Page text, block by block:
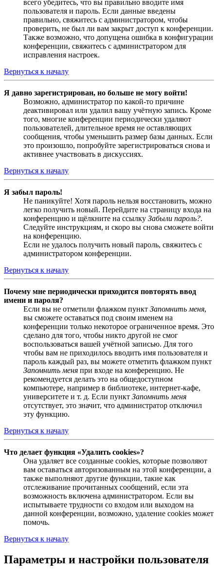
всего убедитесь, что вы правильно вводите имя
пользователя и пароль. Если данные введены
правильно, свяжитесь с администратором, чтобы
проверить, не был ли вам закрыт доступ к конференции.
Также возможно, что допущена ошибка в конфигурации
конференции, свяжитесь с администратором для
исправления настроек.
Вернуться к началу
Я давно зарегистрирован, но больше не могу войти!
Возможно, администратор по какой-то причине
деактивировал или удалил вашу учётную запись. Кроме
того, многие конференции периодически удаляют
пользователей, длительное время не оставляющих
сообщения, чтобы уменьшить размер базы данных. Если
это произошло, попробуйте зарегистрироваться снова и
активнее участвовать в дискуссиях.
Вернуться к началу
Я забыл пароль!
Не паникуйте! Хотя пароль нельзя восстановить, можно
легко получить новый. Перейдите на страницу входа на
конференцию и щёлкните на ссылку Забыли пароль?.
Следуйте инструкциям, и скоро вы снова сможете войти
на конференцию.
Если не удалось получить новый пароль, свяжитесь с
администратором конференции.
Вернуться к началу
Почему мне периодически приходится повторять ввод
имени и пароля?
Если вы не отметили флажком пункт Запомнить меня,
вы сможете оставаться под своим именем на
конференции только некоторое ограниченное время. Это
сделано для того, чтобы никто другой не смог
воспользоваться вашей учётной записью. Для того
чтобы вам не приходилось вводить имя пользователя и
пароль каждый раз, вы можете отметить флажком пункт
Запомнить меня при входе на конференцию. Не
рекомендуется делать это на общедоступном
компьютере, например в библиотеке, интернет-кафе,
университете и т. д. Если пункт Запомнить меня
отсутствует, это значит, что администратор отключил
эту функцию.
Вернуться к началу
Что делает функция «Удалить cookies»?
Она удаляет все созданные cookies, которые позволяют
вам оставаться авторизованным на этой конференции, а
также выполняют другие функции, такие как
отслеживание прочитанных сообщений, если эта
возможность включена администратором. Если вы
испытываете трудности со входом или выходом на
данной конференции, возможно, удаление cookies может
помочь.
Вернуться к началу
Параметры и настройки пользователя